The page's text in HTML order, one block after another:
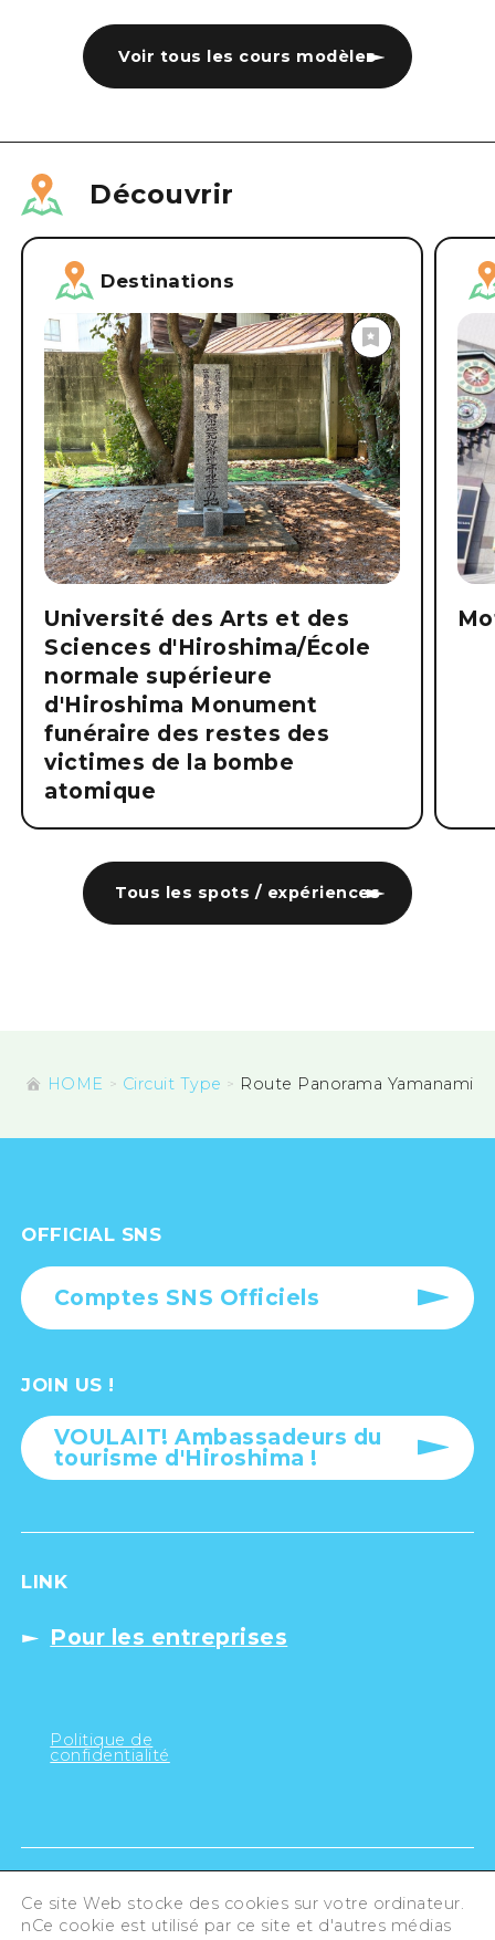
Voir tous les cours modèles
Découvrir
Tous les spots / expériences
Destinations
Université des Arts et des
Sciences d'Hiroshima/École
normale supérieure
d'Hiroshima Monument
funéraire des restes des
victimes de la bombe
atomique
HOME Circuit Type Route Panorama Yamanami
OFFICIAL SNS
Comptes SNS Officiels
JOIN US !
VOULAIT! Ambassadeurs du
tourisme d'Hiroshima !
LINK
Pour les entreprises
Politique de
confidentialité
Ce site Web stocke des cookies sur votre ordinateur.
nCe cookie est utilisé par ce site et d'autres médias